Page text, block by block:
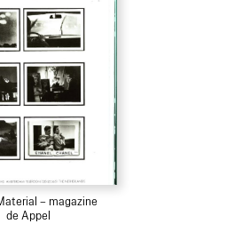
– magazine
de Appel